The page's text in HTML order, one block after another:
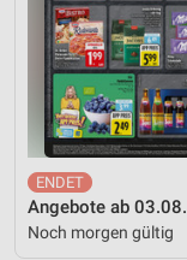
Angebote ab 03.08.
Noch morgen gültig